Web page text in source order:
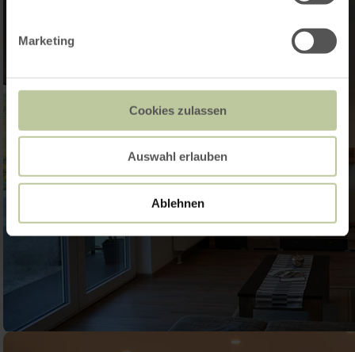
Marketing
Cookies zulassen
Auswahl erlauben
Ablehnen